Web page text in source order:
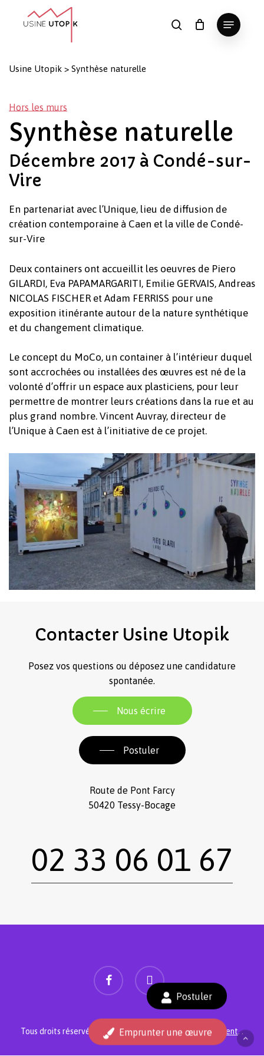
search
Menu
Panier Fermer
le
Votre panier est vide.
Revenir à l'Artotek
0,00
Voir le panier Commander
Usine Utopik > Synthèse naturelle
Hors les murs
Synthèse naturelle
Décembre 2017 à Condé-sur-
Vire
En partenariat avec l’Unique, lieu de diffusion de
création contemporaine à Caen et la ville de Condé-
sur-Vire
Deux containers ont accueillit les oeuvres de Piero
GILARDI, Eva PAPAMARGARITI, Emilie GERVAIS, Andreas
NICOLAS FISCHER et Adam FERRISS pour une
exposition itinérante autour de la nature synthétique
et du changement climatique.
Le concept du MoCo, un container à l’intérieur duquel
sont accrochées ou installées des œuvres est né de la
volonté d’offrir un espace aux plasticiens, pour leur
permettre de montrer leurs créations dans la rue et au
plus grand nombre. Vincent Auvray, directeur de
l’Unique à Caen est à l’initiative de ce projet.
Contacter Usine Utopik
Posez vos questions ou déposez une candidature
spontanée.
Nous écrire
Postuler
Route de Pont Farcy
50420 Tessy-Bocage
02 33 06 01 67
facebook instagram
Tous droits réservés. Mentions légales.Réalisé siiimplement. .
Emprunter une œuvre
Postuler
Close